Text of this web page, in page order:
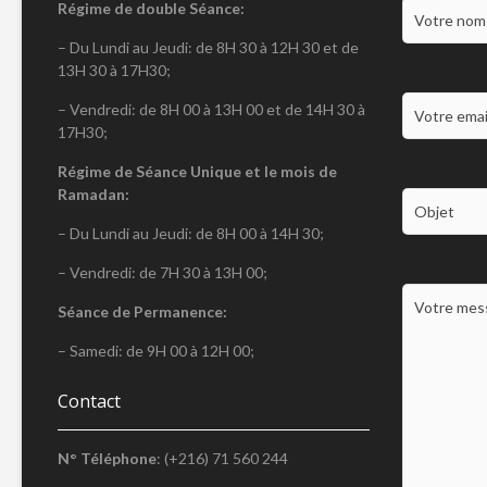
Régime de double Séance:
– Du Lundi au Jeudi: de 8H 30 à 12H 30 et de
13H 30 à 17H30;
– Vendredi: de 8H 00 à 13H 00 et de 14H 30 à
17H30;
Régime de Séance Unique et le mois de
Ramadan:
– Du Lundi au Jeudi: de 8H 00 à 14H 30;
– Vendredi: de 7H 30 à 13H 00;
Séance de Permanence:
– Samedi: de 9H 00 à 12H 00;
Contact
N° Téléphone: (+216) 71 560 244